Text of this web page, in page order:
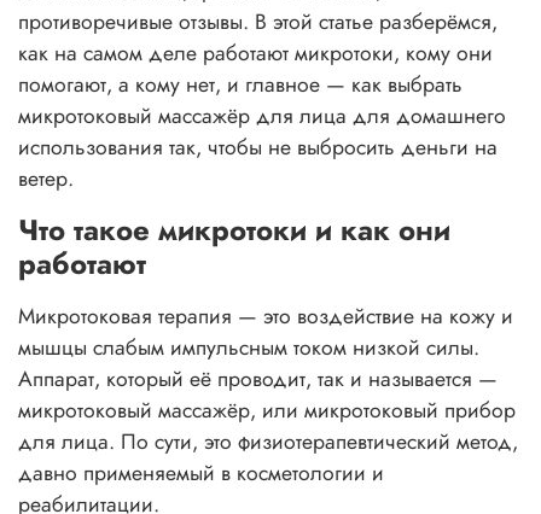
противоречивые отзывы. В этой статье разберёмся,
как на самом деле работают микротоки, кому они
помогают, а кому нет, и главное — как выбрать
микротоковый массажёр для лица для домашнего
использования так, чтобы не выбросить деньги на
ветер.
Что такое микротоки и как они
работают
Микротоковая терапия — это воздействие на кожу и
мышцы слабым импульсным током низкой силы.
Аппарат, который её проводит, так и называется —
микротоковый массажёр, или микротоковый прибор
для лица. По сути, это физиотерапевтический метод,
давно применяемый в косметологии и
реабилитации.